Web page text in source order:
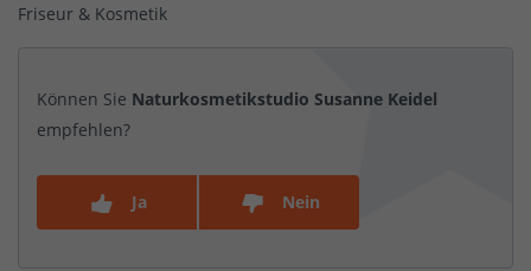
Friseur & Kosmetik
Können Sie Naturkosmetikstudio Susanne Keidel
empfehlen?
Ja Nein